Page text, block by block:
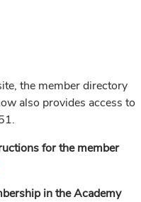
the member directory
also provides access to
for the member
in the Academy